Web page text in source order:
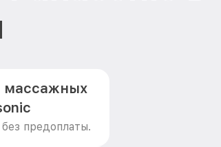
массажных
предоплаты.